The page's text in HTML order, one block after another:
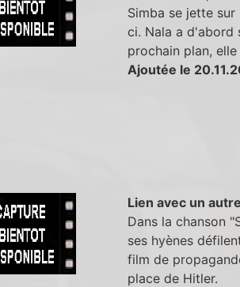
Simba se jette
ci. Nala a d'abord
prochain plan,
Ajoutée le
Lien avec un
Dans la chanson
ses hyènes
film de
place de Hitler.